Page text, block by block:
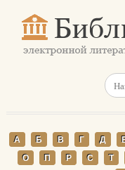
А Б В Г Д
О
П Р С Т